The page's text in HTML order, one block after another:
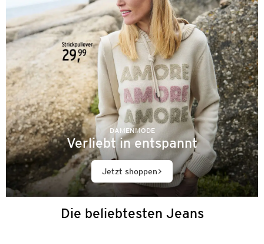
DAMENMODE
Verliebt in entspannt
Jetzt shoppen
Die beliebtesten Jeans